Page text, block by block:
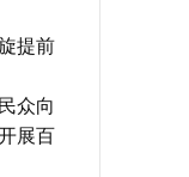
提前
众向
展百